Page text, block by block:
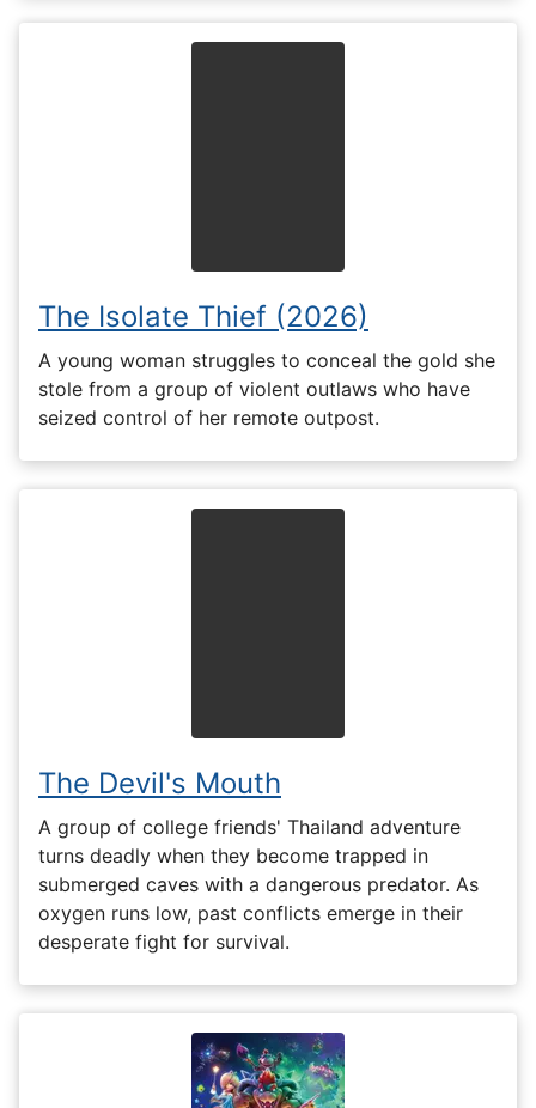
The Isolate Thief (2026)
A young woman struggles to conceal the gold she
stole from a group of violent outlaws who have
seized control of her remote outpost.
The Devil's Mouth
A group of college friends' Thailand adventure
turns deadly when they become trapped in
submerged caves with a dangerous predator. As
oxygen runs low, past conflicts emerge in their
desperate fight for survival.